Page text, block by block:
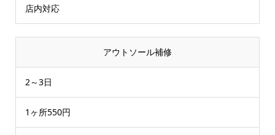
店内対応
アウトソール補修
2～3日
1ヶ所550円